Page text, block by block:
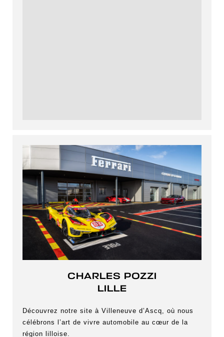
CHARLES POZZI
LILLE
Découvrez notre site à Villeneuve d’Ascq, où nous
célébrons l’art de vivre automobile au cœur de la
région lilloise.